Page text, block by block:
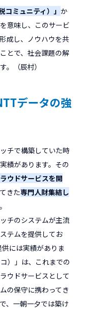
ミュニティ）」か
意味し、このサービ
成し、ノウハウを共
とで、社会課題の解
。（辰村）
データの強
チで構築していた時
績があります。その
ウドサービスを開
きた専門人財集結し
チのシステムが主流
テムを提供してお
には実績がありま
）」は、これまでの
ウドサービスとして
の保守に携わってき
、一朝一夕では築け